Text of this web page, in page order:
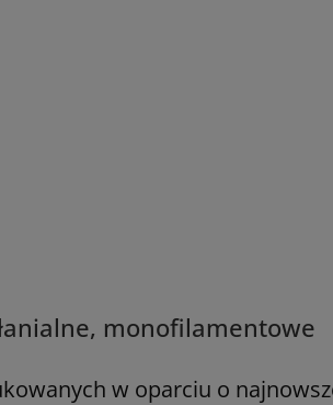
monofilamentowe
w oparciu o